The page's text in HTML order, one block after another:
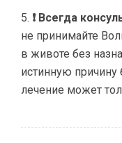
❗ Всегда
не принимайте
в животе без
истинную причину
лечение может